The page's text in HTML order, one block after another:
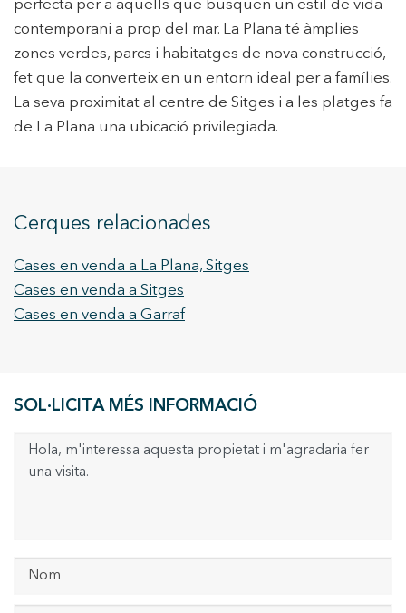
perfecta per a aquells que busquen un estil de vida
contemporani a prop del mar. La Plana té àmplies
zones verdes, parcs i habitatges de nova construcció,
fet que la converteix en un entorn ideal per a famílies.
La seva proximitat al centre de Sitges i a les platges fa
de La Plana una ubicació privilegiada.
Cerques relacionades
Cases en venda a La Plana, Sitges
Cases en venda a Sitges
Cases en venda a Garraf
SOL·LICITA MÉS INFORMACIÓ